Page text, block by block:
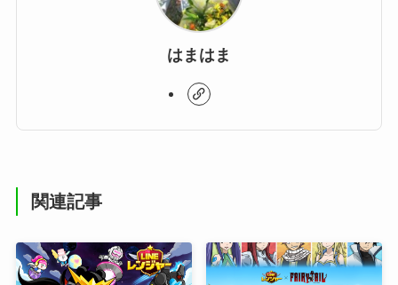
はまはま
関連記事